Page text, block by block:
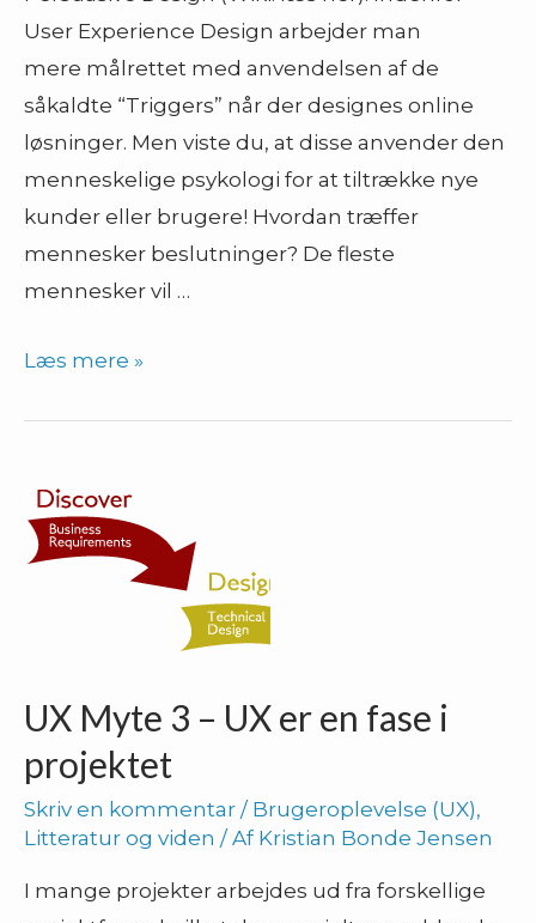
User Experience Design arbejder man
mere målrettet med anvendelsen af de
såkaldte “Triggers” når der designes online
løsninger. Men viste du, at disse anvender den
menneskelige psykologi for at tiltrække nye
kunder eller brugere! Hvordan træffer
mennesker beslutninger? De fleste
mennesker vil …
Persuasive
teknikker
du
Læs mere »
UX Myte 3 – UX er en fase i
projektet
Skriv en kommentar / Brugeroplevelse (UX),
Litteratur og viden / Af Kristian Bonde Jensen
I mange projekter arbejdes ud fra forskellige